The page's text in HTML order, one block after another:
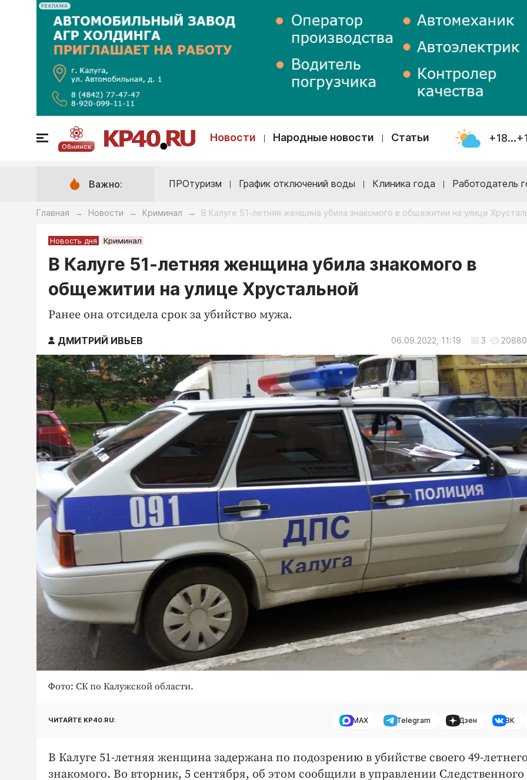
РЕКЛАМА
Обнинск
Новости Народные новости Статьи
Важно: ПРОтуризм График отключений воды Клиника года Работодатель
Главная → Новости → Криминал → В Калуге 51-летняя женщина убила знакомого в общежитии на улице
Новость дня Криминал
В Калуге 51-летняя женщина убила знакомого в
общежитии на улице Хрустальной
Ранее она отсидела срок за убийство мужа.
ДМИТРИЙ ИВЬЕВ 06.09.2022, 11:19 3 20880
Фото: СК по Калужской области.
ЧИТАЙТЕ KP40.RU: MAX Telegram Дзен ВК
В Калуге 51-летняя женщина задержана по подозрению в убийстве своего 49-
знакомого. Во вторник, 5 сентября, об этом сообщили в управлении Следственного